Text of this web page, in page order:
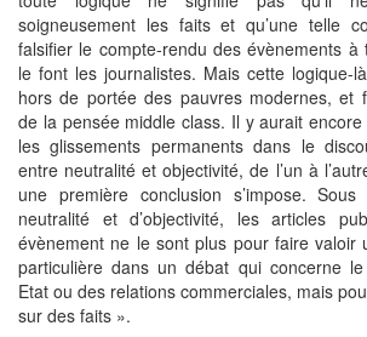
soigneusement les faits et qu’une telle
falsifier le compte-rendu des évènements
le font les journalistes. Mais cette logique-
hors de portée des pauvres modernes, et
de la pensée middle class. Il y aurait
les glissements permanents dans le
entre neutralité et objectivité, de l’un à
une première conclusion s’impose.
neutralité et d’objectivité, les articles
évènement ne le sont plus pour faire valoir
particulière dans un débat qui concerne le
Etat ou des relations commerciales, mais
sur des faits ».